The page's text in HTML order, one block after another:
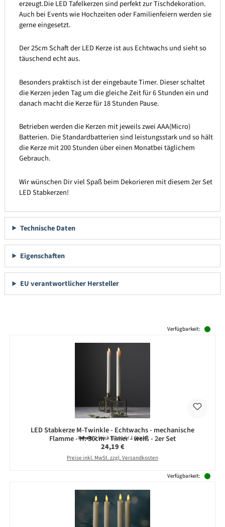
erzeugt.Die LED Tafelkerzen sind perfekt zur Tischdekoration.
Auch bei Events wie Hochzeiten oder Familienfeiern werden sie
gerne eingesetzt.
Der 25cm Schaft der LED Kerze ist aus Echtwachs und sieht so
täuschend echt aus.
Besonders praktisch ist der eingebaute Timer. Dieser schaltet
die Kerzen jeden Tag um die gleiche Zeit für 6 Stunden ein und
danach macht die Kerze für 18 Stunden Pause.
Betrieben werden die Kerzen mit jeweils zwei AAA(Micro)
Batterien. Die Standardbatterien sind leistungsstark und so hält
die Kerze mit 200 Stunden über einen Monatbei täglichem
Gebrauch.
Wir wünschen Dir viel Spaß beim Dekorieren mit diesem 2er Set
LED Stabkerzen!
Technische Daten
Eigenschaften
EU verantwortlicher Hersteller
Verfügbarkeit:
LED Stabkerze M-Twinkle - Echtwachs - mechanische
Flamme - H: 30cm - Timer - weiß - 2er Set
Inhalt:2 Stück(12,10 € / 1 Stück)
Regulärer Preis:
24,19 €
Preise inkl. MwSt. zzgl. Versandkosten
Verfügbarkeit: